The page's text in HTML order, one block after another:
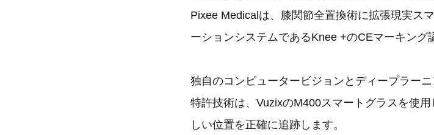
Pixee Medicalは、膝関節全置換術に拡張現実ス
ーションシステムであるKnee +のCEマーキング
独自のコンピュータービジョンとディープラー
特許技術は、VuzixのM400スマートグラスを使
しい位置を正確に追跡します。